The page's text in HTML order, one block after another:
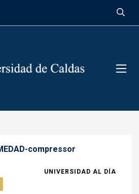
UNIVERSIDAD AL DÍA